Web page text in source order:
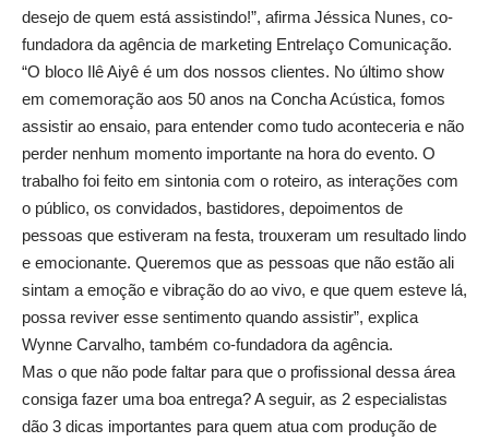
desejo de quem está assistindo!”, afirma Jéssica Nunes, co-
fundadora da agência de marketing Entrelaço Comunicação.
“O bloco Ilê Aiyê é um dos nossos clientes. No último show
em comemoração aos 50 anos na Concha Acústica, fomos
assistir ao ensaio, para entender como tudo aconteceria e não
perder nenhum momento importante na hora do evento. O
trabalho foi feito em sintonia com o roteiro, as interações com
o público, os convidados, bastidores, depoimentos de
pessoas que estiveram na festa, trouxeram um resultado lindo
e emocionante. Queremos que as pessoas que não estão ali
sintam a emoção e vibração do ao vivo, e que quem esteve lá,
possa reviver esse sentimento quando assistir”, explica
Wynne Carvalho, também co-fundadora da agência.
Mas o que não pode faltar para que o profissional dessa área
consiga fazer uma boa entrega? A seguir, as 2 especialistas
dão 3 dicas importantes para quem atua com produção de